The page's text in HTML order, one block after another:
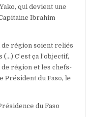
qui devient une
Ibrahim
de région soient reliés
C’est ça l’objectif,
région et les chefs-
Président du Faso, le
du Faso